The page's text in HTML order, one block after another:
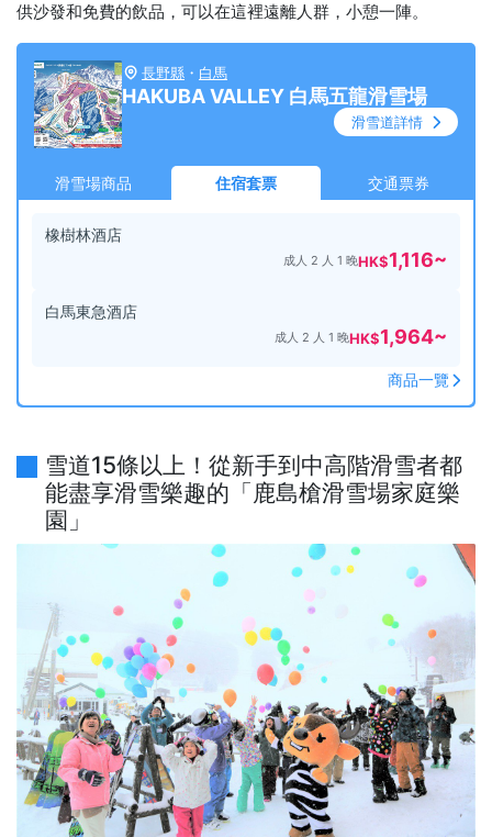
供沙發和免費的飲品，可以在這裡遠離人群，小憩一陣。
長野縣 ・ 白馬
HAKUBA VALLEY 白馬五龍滑雪場
滑雪道詳情
滑雪場商品 住宿套票 交通票券
橡樹林酒店
成人 2 人 1 晚HK$1,116~
白馬東急酒店
成人 2 人 1 晚HK$1,964~
商品一覽
雪道15條以上！從新手到中高階滑雪者都
能盡享滑雪樂趣的「鹿島槍滑雪場家庭樂
園」